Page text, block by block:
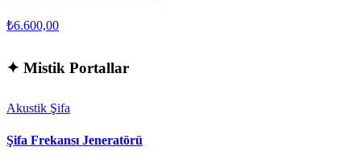
₺6.600,00
✦ Mistik Portallar
Akustik Şifa
Şifa Frekansı Jeneratörü